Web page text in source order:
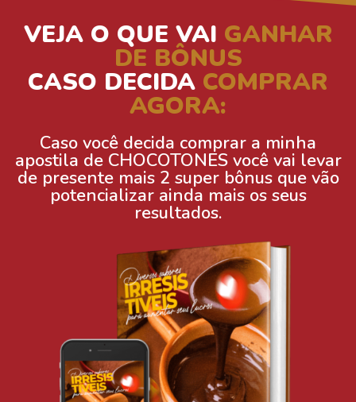
VEJA O QUE VAI GANHAR
DE BÔNUS
CASO DECIDA COMPRAR
AGORA:
Caso você decida comprar a minha
apostila de CHOCOTONES você vai levar
de presente mais 2 super bônus que vão
potencializar ainda mais os seus
resultados.